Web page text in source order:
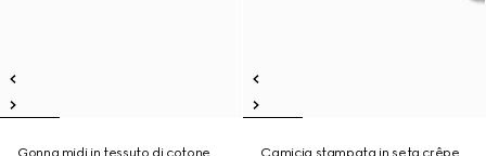
Gonna midi in tessuto di cotone
Camicia stampata in seta crêpe